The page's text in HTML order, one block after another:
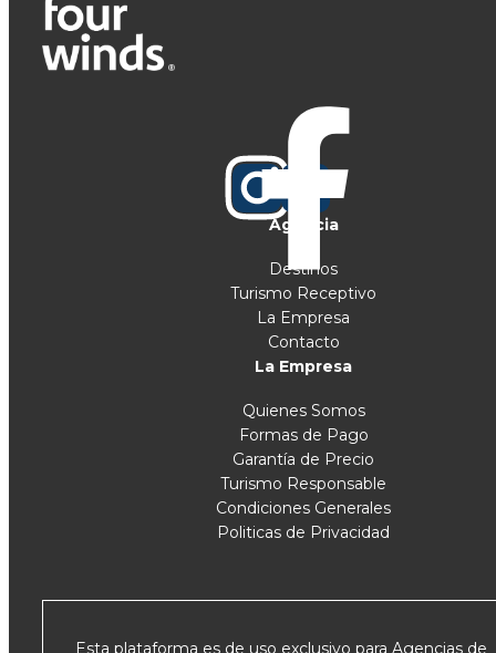
Agencia
Destinos
Turismo Receptivo
La Empresa
Contacto
La Empresa
Quienes Somos
Formas de Pago
Garantía de Precio
Turismo Responsable
Condiciones Generales
Politicas de Privacidad
Esta plataforma es de uso exclusivo para Agencias de